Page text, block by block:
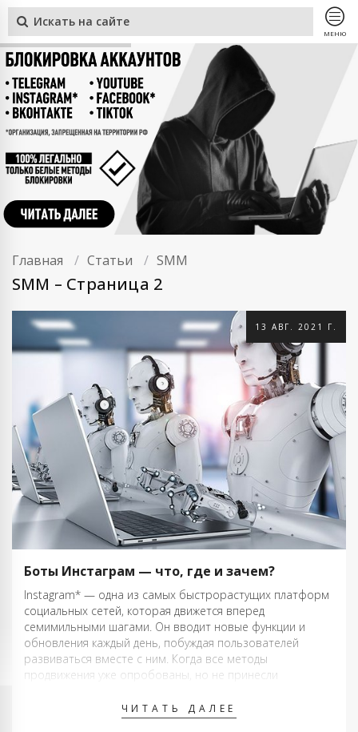
МЕНЮ
Главная Статьи SMM
SMM – Страница 2
13 АВГ. 2021 Г.
Боты Инстаграм — что, где и зачем?
Instagram* — одна из самых быстрорастущих платформ
социальных сетей, которая движется вперед
семимильными шагами. Он вводит новые функции и
обновления каждый день, побуждая пользователей
развиваться вместе с ним. Когда все методы
продвижения уже опробованы, но не принесли
поддаваться запретному искушению. Удалось угадать, в
чем дело? Инстаграм*-боты! …
ЧИТАТЬ ДАЛЕЕ